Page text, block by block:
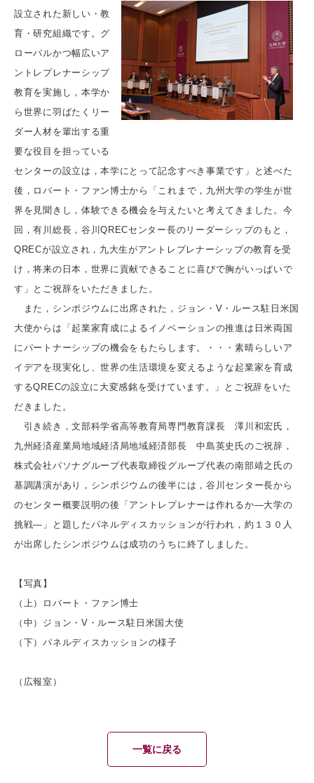
設立された新しい・教
育・研究組織です。グ
ローバルかつ幅広いア
ントレプレナーシップ
教育を実施し，本学か
ら世界に羽ばたくリー
ダー人材を輩出する重
要な役目を担っている
センターの設立は，本学にとって記念すべき事業です」と述べた
後，ロバート・ファン博士から「これまで，九州大学の学生が世
界を見聞きし，体験できる機会を与えたいと考えてきました。今
回，有川総長，谷川QRECセンター長のリーダーシップのもと，
QRECが設立され，九大生がアントレプレナーシップの教育を受
け，将来の日本，世界に貢献できることに喜びで胸がいっぱいで
す」とご祝辞をいただきました。
また，シンポジウムに出席された，ジョン・V・ルース駐日米国
大使からは「起業家育成によるイノベーションの推進は日米両国
にパートナーシップの機会をもたらします。・・・素晴らしいア
イデアを現実化し、世界の生活環境を変えるような起業家を育成
するQRECの設立に大変感銘を受けています。」とご祝辞をいた
だきました。
引き続き，文部科学省高等教育局専門教育課長 澤川和宏氏，
九州経済産業局地域経済局地域経済部長 中島英史氏のご祝辞，
株式会社パソナグループ代表取締役グループ代表の南部靖之氏の
基調講演があり，シンポジウムの後半には，谷川センター長から
のセンター概要説明の後「アントレプレナーは作れるか―大学の
挑戦―」と題したパネルディスカッションが行われ，約１３０人
が出席したシンポジウムは成功のうちに終了しました。
【写真】
（上）ロバート・ファン博士
（中）ジョン・V・ルース駐日米国大使
（下）パネルディスカッションの様子
（広報室）
一覧に戻る